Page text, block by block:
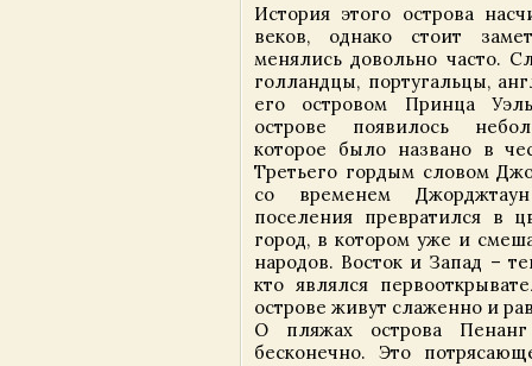
История этого острова
веков, однако стоит
менялись довольно часто.
голландцы, португальцы,
его островом Принца
острове появилось
которое было названо в
Третьего гордым словом
со временем
поселения превратился в
город, в котором уже и
народов. Восток и Запад –
кто являлся
острове живут слаженно и
О пляжах острова
бесконечно. Это